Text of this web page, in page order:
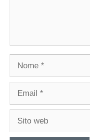
Nome
Email
Sito